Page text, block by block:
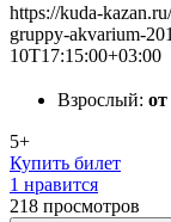
https://kuda-
gruppy-akvarium-
10T17:15:00+03:00
Взрослый: от
5+
Купить билет
1 нравится
218 просмотров